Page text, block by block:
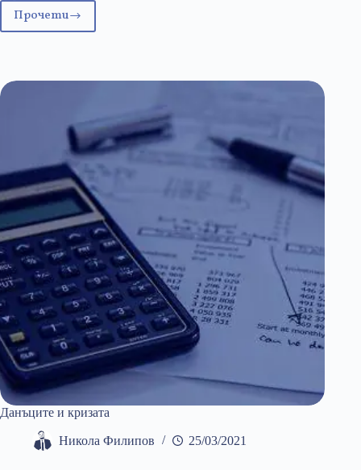
ПрочетиСтратегията
схизма
Данъците и кризата
Никола Филипов 25/03/2021